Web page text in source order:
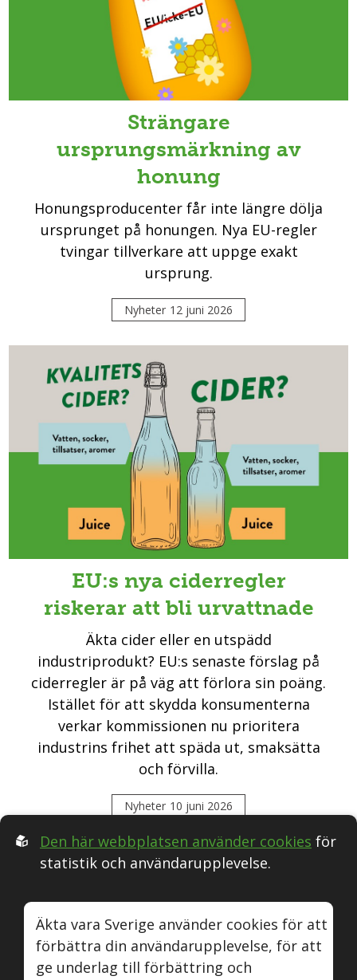
Strängare
ursprungsmärkning av
honung
Honungsproducenter får inte längre dölja
ursprunget på honungen. Nya EU-regler
tvingar tillverkare att uppge exakt
ursprung.
Nyheter 12 juni 2026
EU:s nya ciderregler
riskerar att bli urvattnade
Äkta cider eller en utspädd
industriprodukt? EU:s senaste förslag på
ciderregler är på väg att förlora sin poäng.
Istället för att skydda konsumenterna
verkar kommissionen nu prioritera
industrins frihet att späda ut, smaksätta
och förvilla.
Nyheter 10 juni 2026
Följ oss i Sociala medier:
Äkta varaNaturvinInstagramYoutube
Den här webbplatsen använder cookies för
statistik och användarupplevelse.
Äkta vara Sverige använder cookies för att
förbättra din användarupplevelse, för att
ge underlag till förbättring och